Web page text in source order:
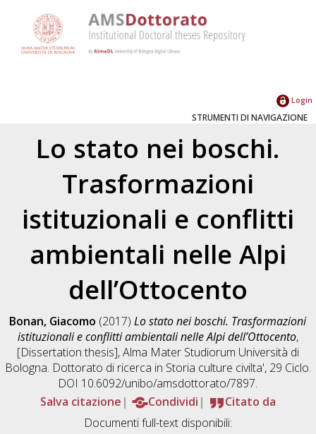
Login
STRUMENTI DI NAVIGAZIONE
Lo stato nei boschi.
Trasformazioni
istituzionali e conflitti
ambientali nelle Alpi
dell’Ottocento
Bonan, Giacomo (2017)Lo stato nei boschi. Trasformazioni
istituzionali e conflitti ambientali nelle Alpi dell’Ottocento,
[Dissertation thesis], Alma Mater Studiorum Università di
Bologna. Dottorato di ricerca in Storia culture civilta', 29 Ciclo.
DOI 10.6092/unibo/amsdottorato/7897.
Salva citazione
Condividi
Citato da
Documenti full-text disponibili: